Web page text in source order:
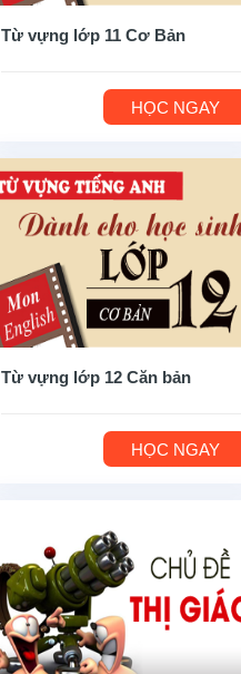
Từ vựng lớp 11 Cơ Bản
HỌC NGAY
Từ vựng lớp 12 Căn bản
HỌC NGAY